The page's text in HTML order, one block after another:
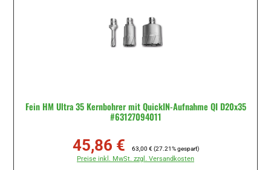
Fein HM Ultra 35 Kernbohrer mit QuickIN-Aufnahme QI D20x35
#63127094011
Verkaufspreis:
45,86 € 63,00 € (27.21% gespart)
Preise inkl. MwSt. zzgl. Versandkosten